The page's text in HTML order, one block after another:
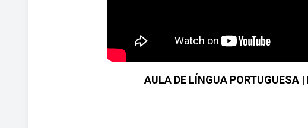
AULA DE LÍNGUA PORTUGUESA